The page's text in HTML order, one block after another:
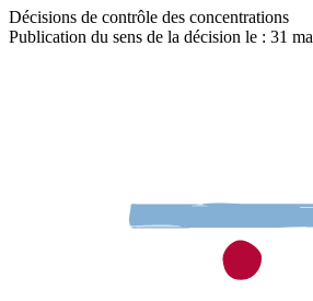
Décisions de contrôle des concentrations
Publication du sens de la décision le : 31